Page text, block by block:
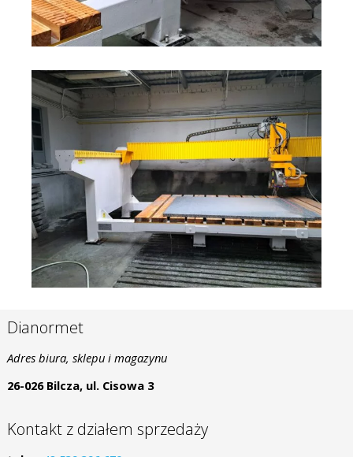
Dianormet
Adres biura, sklepu i magazynu
26-026 Bilcza, ul. Cisowa 3
Kontakt z działem sprzedaży